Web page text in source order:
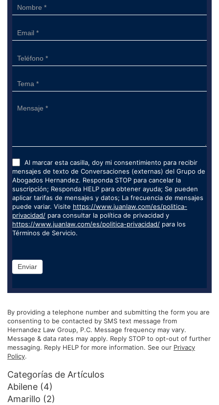
Sidebar
Form
Al marcar esta casilla, doy mi consentimiento para recibir
mensajes de texto de Conversaciones (externas) del Grupo de
Abogados Hernandez. Responda STOP para cancelar la
suscripción; Responda HELP para obtener ayuda; Se pueden
aplicar tarifas de mensajes y datos; La frecuencia de mensajes
puede variar. Visite https://www.juanlaw.com/es/politica-
privacidad/ para consultar la política de privacidad y
https://www.juanlaw.com/es/politica-privacidad/ para los
Términos de Servicio.
Enviar
By providing a telephone number and submitting the form you are
consenting to be contacted by SMS text message from
Hernandez Law Group, P.C. Message frequency may vary.
Message & data rates may apply. Reply STOP to opt-out of further
messaging. Reply HELP for more information. See our Privacy
Policy.
Categorías de Artículos
Abilene (4)
Amarillo (2)